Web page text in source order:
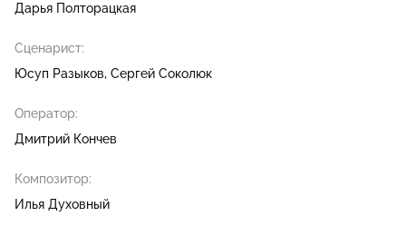
Дарья Полторацкая
Сценарист:
Юсуп Разыков Сергей Соколюк
Оператор:
Дмитрий Кончев
Композитор:
Илья Духовный